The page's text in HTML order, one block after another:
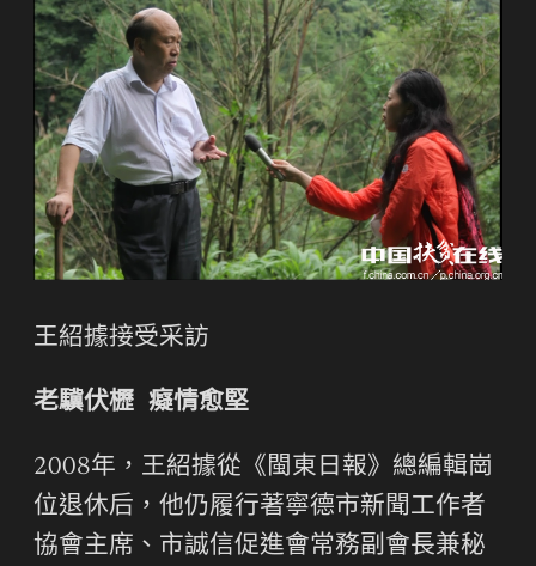
王紹據接受采訪
老驥伏櫪 癡情愈堅
2008年，王紹據從《閩東日報》總編輯崗
位退休后，他仍履行著寧德市新聞工作者
協會主席、市誠信促進會常務副會長兼秘